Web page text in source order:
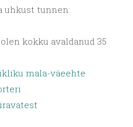
uhkust tunnen:
kokku avaldanud 35
mala-väeehte